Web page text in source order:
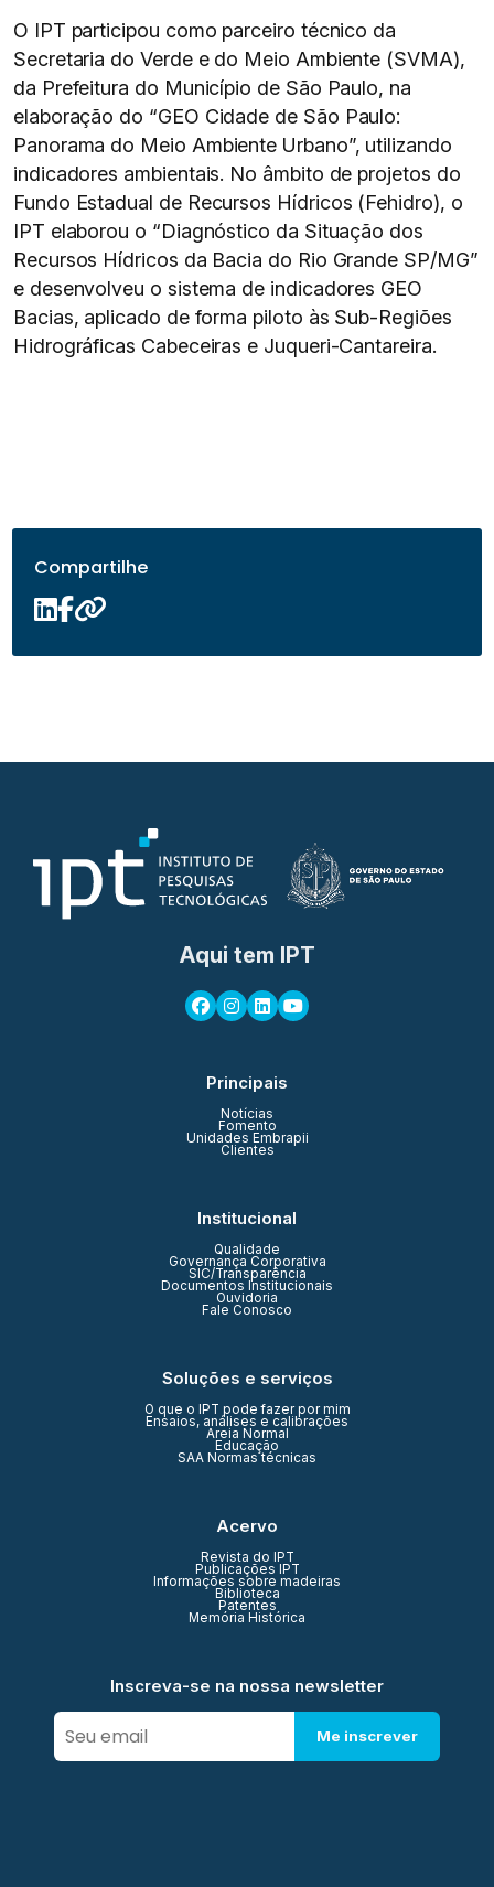
O IPT participou como parceiro técnico da
Secretaria do Verde e do Meio Ambiente (SVMA),
da Prefeitura do Município de São Paulo, na
elaboração do “GEO Cidade de São Paulo:
Panorama do Meio Ambiente Urbano”, utilizando
indicadores ambientais. No âmbito de projetos do
Fundo Estadual de Recursos Hídricos (Fehidro), o
IPT elaborou o “Diagnóstico da Situação dos
Recursos Hídricos da Bacia do Rio Grande SP/MG”
e desenvolveu o sistema de indicadores GEO
Bacias, aplicado de forma piloto às Sub-Regiões
Hidrográficas Cabeceiras e Juqueri-Cantareira.
Compartilhe
Aqui tem IPT
Principais
Notícias
Fomento
Unidades Embrapii
Clientes
Institucional
Qualidade
Governança Corporativa
SIC/Transparência
Documentos Institucionais
Ouvidoria
Fale Conosco
Soluções e serviços
O que o IPT pode fazer por mim
Ensaios, análises e calibrações
Areia Normal
Educação
SAA Normas técnicas
Acervo
Revista do IPT
Publicações IPT
Informações sobre madeiras
Biblioteca
Patentes
Memória Histórica
Inscreva-se na nossa newsletter
Me inscrever